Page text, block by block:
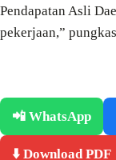
Pendapatan Asli
pekerjaan,”
📲 WhatsApp
⬇️ Download PDF